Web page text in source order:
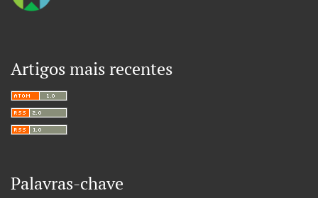
Artigos mais recentes
Palavras-chave